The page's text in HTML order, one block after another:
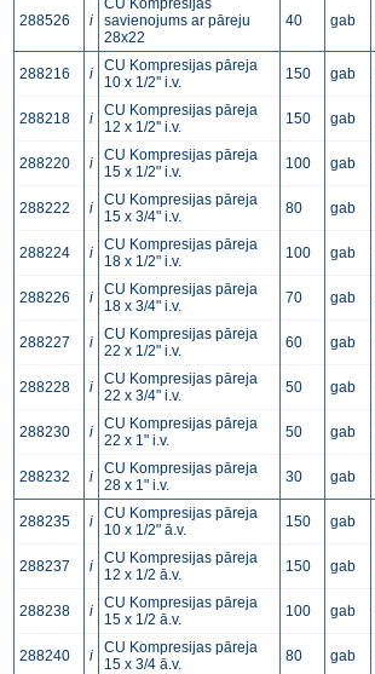
288526 i
CU Kompresijas
savienojums ar pāreju
28x22
40 gab
288216 i
CU Kompresijas pāreja
10 x 1/2'' i.v.
150 gab
288218 i
CU Kompresijas pāreja
12 x 1/2'' i.v.
150 gab
288220 i
CU Kompresijas pāreja
15 x 1/2" i.v.
100 gab
288222 i
CU Kompresijas pāreja
15 x 3/4" i.v.
80 gab
288224 i
CU Kompresijas pāreja
18 x 1/2" i.v.
100 gab
288226 i
CU Kompresijas pāreja
18 x 3/4" i.v.
70 gab
288227 i
CU Kompresijas pāreja
22 x 1/2" i.v.
60 gab
288228 i
CU Kompresijas pāreja
22 x 3/4" i.v.
50 gab
288230 i
CU Kompresijas pāreja
22 x 1" i.v.
50 gab
288232 i
CU Kompresijas pāreja
28 x 1" i.v.
30 gab
288235 i
CU Kompresijas pāreja
10 x 1/2" ā.v.
150 gab
288237 i
CU Kompresijas pāreja
12 x 1/2 ā.v.
150 gab
288238 i
CU Kompresijas pāreja
15 x 1/2 ā.v.
100 gab
288240 i
CU Kompresijas pāreja
15 x 3/4 ā.v.
80 gab